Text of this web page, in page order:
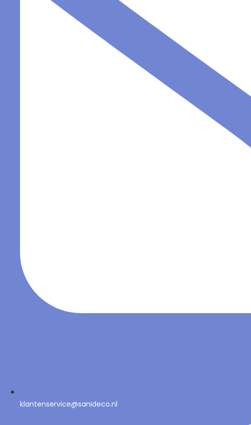
klantenservice@sanideco.nl